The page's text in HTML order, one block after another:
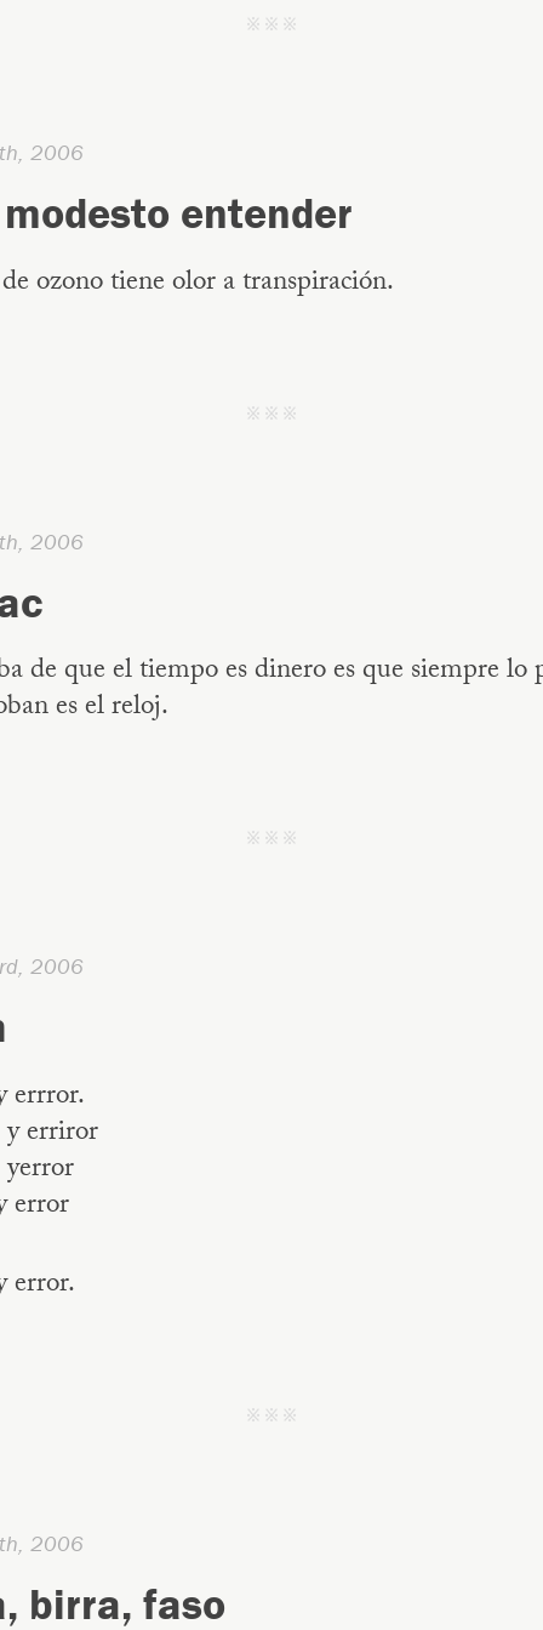
j j j
2006
entender
ozono tiene olor a transpiración.
j j j
2006
de que el tiempo es dinero es que siempre lo
es el reloj.
j j j
2006
errror.
y erriror
error
error.
j j j
2006
birra, faso